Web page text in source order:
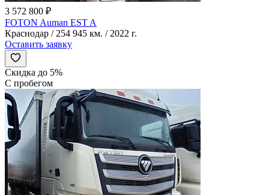
3 572 800 ₽
FOTON Auman EST A
Краснодар / 254 945 км. / 2022 г.
Оставить заявку
Скидка до 5%
С пробегом